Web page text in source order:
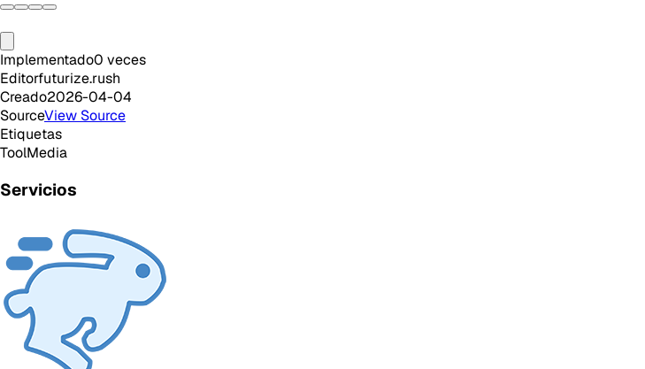
Implementado0 veces
Editorfuturize.rush
Creado2026-04-04
SourceView Source
Etiquetas
ToolMedia
Servicios